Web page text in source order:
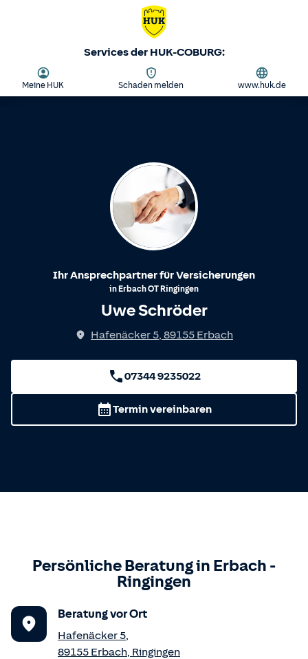
Services der HUK-COBURG:
Meine HUK Schaden melden www.huk.de
Ihr Ansprechpartner für Versicherungen
in ErbachOT Ringingen
Uwe Schröder
Hafenäcker 5, 89155 Erbach
07344 9235022
Termin vereinbaren
Persönliche Beratung in Erbach -
Ringingen
Beratung vor Ort
Hafenäcker 5,
89155 Erbach, Ringingen